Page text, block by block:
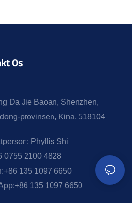
Os
Da Jie Baoan, Shenzhen,
provinsen, Kina, 518104
Phyllis Shi
0755 2100 4828
+86 135 1097 6650
+86 135 1097 6650